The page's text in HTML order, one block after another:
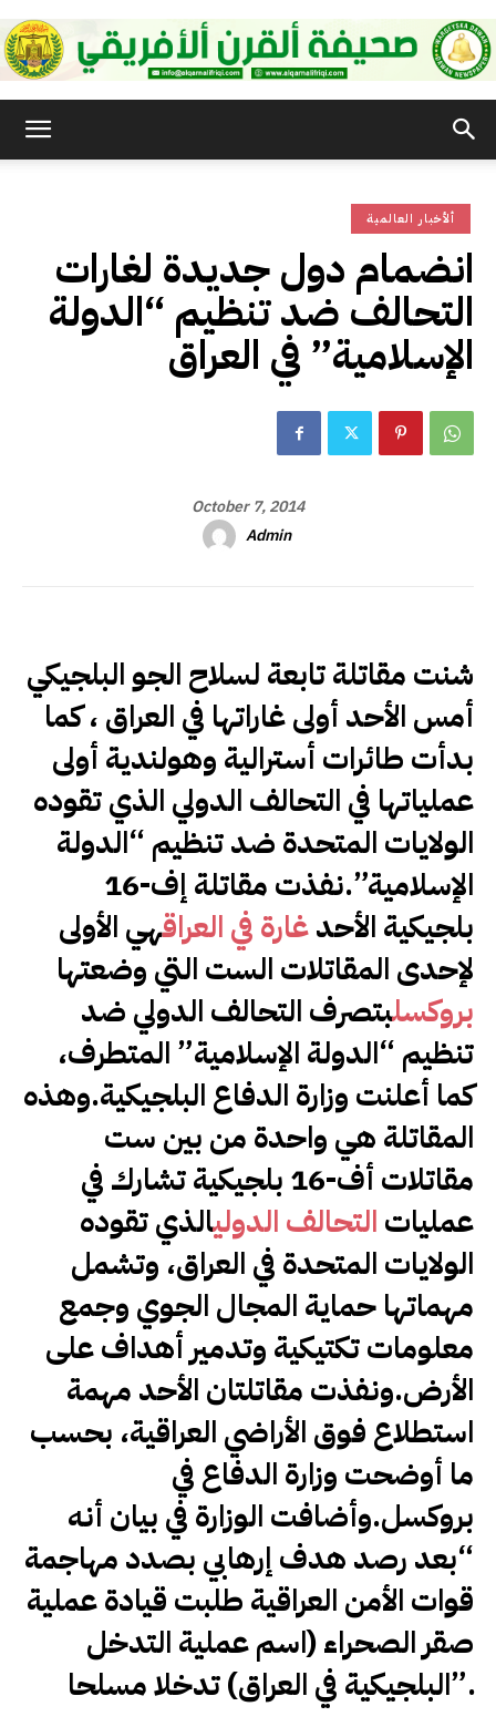
الأفريقي
ألأخبار العالمية
انضمام دول جديدة لغارات
التحالف ضد تنظيم “الدولة
الإسلامية” في العراق
October 7, 2014
Admin
شنت مقاتلة تابعة لسلاح الجو البلجيكي
أمس الأحد أولى غاراتها في العراق ، كما
بدأت طائرات أسترالية وهولندية أولى
عملياتها في التحالف الدولي الذي تقوده
الولايات المتحدة ضد تنظيم “الدولة
الإسلامية”.نفذت مقاتلة إف-16
بلجيكية الأحدغارة في العراقهي الأولى
لإحدى المقاتلات الست التي وضعتها
بروكسلبتصرف التحالف الدولي ضد
تنظيم “الدولة الإسلامية” المتطرف،
كما أعلنت وزارة الدفاع البلجيكية.وهذه
المقاتلة هي واحدة من بين ست
مقاتلات أف-16 بلجيكية تشارك في
عمليات التحالف الدوليالذي تقوده
الولايات المتحدة في العراق، وتشمل
مهماتها حماية المجال الجوي وجمع
معلومات تكتيكية وتدمير أهداف على
الأرض.ونفذت مقاتلتان الأحد مهمة
استطلاع فوق الأراضي العراقية، بحسب
ما أوضحت وزارة الدفاع في
بروكسل.وأضافت الوزارة في بيان أنه
“بعد رصد هدف إرهابي بصدد مهاجمة
قوات الأمن العراقية طلبت قيادة عملية
صقر الصحراء (اسم عملية التدخل
البلجيكية في العراق) تدخلا مسلحا”.